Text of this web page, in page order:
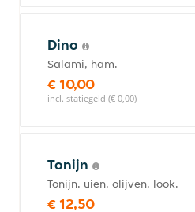
Dino
Salami, ham.
€ 10,00
incl. statiegeld (€ 0,00)
Tonijn
Tonijn, uien, olijven, look.
€ 12,50